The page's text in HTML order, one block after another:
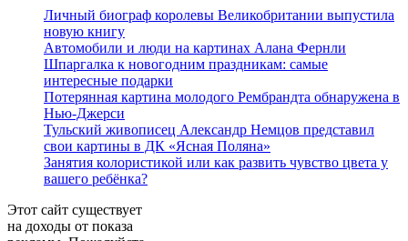
Личный биограф королевы Великобритании выпустила
новую книгу
Автомобили и люди на картинах Алана Фернли
Шпаргалка к новогодним праздникам: самые
интересные подарки
Потерянная картина молодого Рембрандта обнаружена в
Нью-Джерси
Тульский живописец Александр Немцов представил
свои картины в ДК «Ясная Поляна»
Занятия колористикой или как развить чувство цвета у
вашего ребёнка?
Этот сайт существует
на доходы от показа